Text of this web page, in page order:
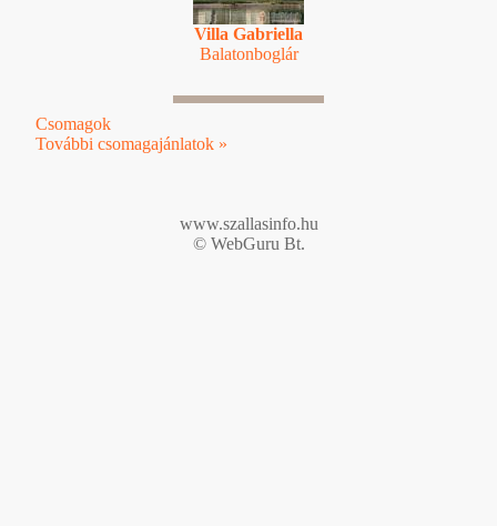
Villa Gabriella
Balatonboglár
Csomagok
További csomagajánlatok »
www.szallasinfo.hu
© WebGuru Bt.